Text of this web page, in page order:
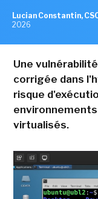
Lucian Constantin,
2026
Une
corrigée dans
risque
virtualisés.